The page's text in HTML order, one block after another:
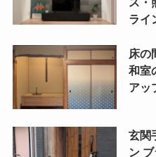
ライ
床の
和室
アッ
玄関
ン